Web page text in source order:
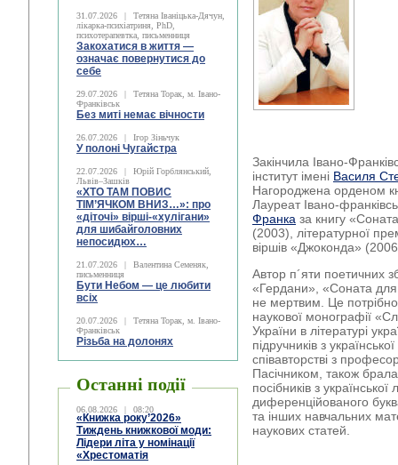
31.07.2026 |
Тетяна Іваніцька-Дячун,
лікарка-психіатриня, PhD,
психотерапевтка, письменниця
Закохатися в життя —
означає повернутися до
себе
29.07.2026 |
Тетяна Торак, м. Івано-
Франківськ
Без миті немає вічности
26.07.2026 | Ігор Зіньчук
У полоні Чугайстра
22.07.2026 |
Юрій Горблянський,
Львів–Зашків
«ХТО ТАМ ПОВИС
ТІМ’ЯЧКОМ ВНИЗ…»: про
«діточі» вірші-«хулігани»
для шибайголовних
непосидюх…
21.07.2026 |
Валентина Семеняк,
письменниця
Бути Небом ― це любити
всіх
20.07.2026 |
Тетяна Торак, м. Івано-
Франківськ
Різьба на долонях
Останні події
06.08.2026 | 08:20
«Книжка року’2026»
Тиждень книжкової моди:
Лідери літа у номінації
«Хрестоматія
Закінчила Івано-
інститут імені Василя
Нагороджена орденом
Лауреат Івано-
Франка за книгу
(2003), літературної
віршів «Джоконда»
Автор п´яти поетичних
«Гердани», «Соната
не мертвим. Це
наукової монографії
України в літературі
підручників з
співавторстві з
Пасічником, також
посібників з
диференційованого
та інших навчальних
наукових статей.